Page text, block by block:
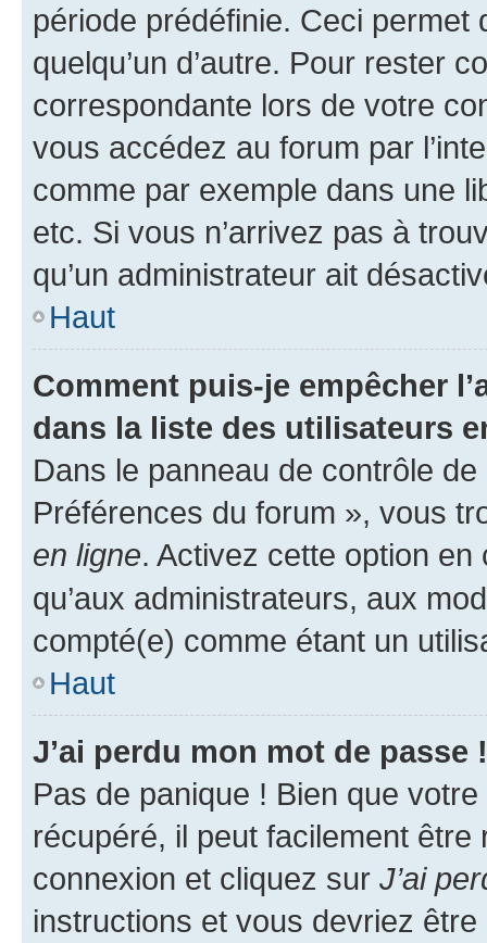
période prédéfinie. Ceci permet
quelqu’un d’autre. Pour rester
correspondante lors de votre
vous accédez au forum par
comme par exemple dans une
etc. Si vous n’arrivez pas à
qu’un administrateur ait
Haut
Comment puis-je empêcher
dans la liste des utilisateurs
Dans le panneau de contrôle
Préférences du forum », vous
en ligne. Activez cette option
qu’aux administrateurs, aux
compté(e) comme étant un
Haut
J’ai perdu mon mot de passe !
Pas de panique ! Bien que
récupéré, il peut facilement
connexion et cliquez sur J’ai
instructions et vous devriez